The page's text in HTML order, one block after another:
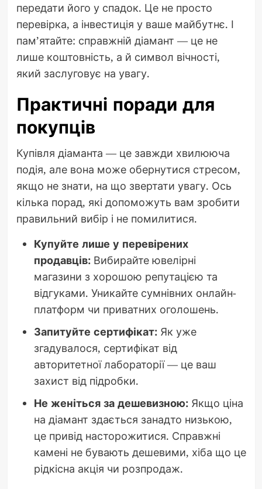
передати його у спадок. Це не просто
перевірка, а інвестиція у ваше майбутнє. І
пам’ятайте: справжній діамант — це не
лише коштовність, а й символ вічності,
який заслуговує на увагу.
Практичні поради для
покупців
Купівля діаманта — це завжди хвилююча
подія, але вона може обернутися стресом,
якщо не знати, на що звертати увагу. Ось
кілька порад, які допоможуть вам зробити
правильний вибір і не помилитися.
Купуйте лише у перевірених
продавців:Вибирайте ювелірні
магазини з хорошою репутацією та
відгуками. Уникайте сумнівних онлайн-
платформ чи приватних оголошень.
Запитуйте сертифікат:Як уже
згадувалося, сертифікат від
авторитетної лабораторії — це ваш
захист від підробки.
Не женіться за дешевизною:Якщо ціна
на діамант здається занадто низькою,
це привід насторожитися. Справжні
камені не бувають дешевими, хіба що це
рідкісна акція чи розпродаж.